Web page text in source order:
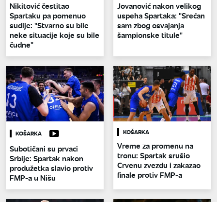
Nikitović čestitao
Spartaku pa pomenuo
sudije: "Stvarno su bile
neke situacije koje su bile
čudne"
Jovanović nakon velikog
uspeha Spartaka: "Srećan
sam zbog osvajanja
šampionske titule"
KOŠARKA
Subotičani su prvaci
Srbije: Spartak nakon
produžetka slavio protiv
FMP-a u Nišu
KOŠARKA
Vreme za promenu na
tronu: Spartak srušio
Crvenu zvezdu i zakazao
finale protiv FMP-a